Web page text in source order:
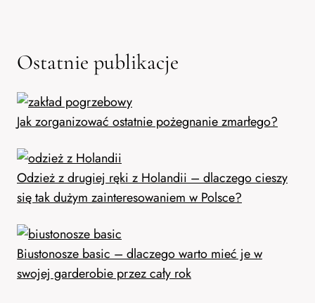
Ostatnie publikacje
Jak zorganizować ostatnie pożegnanie zmarłego?
Odzież z drugiej ręki z Holandii – dlaczego cieszy
się tak dużym zainteresowaniem w Polsce?
Biustonosze basic – dlaczego warto mieć je w
swojej garderobie przez cały rok